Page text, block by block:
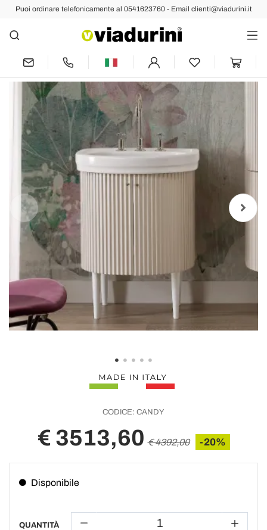
Puoi ordinare telefonicamente al 0541623760 - Email clienti@viadurini.it
Indietro Prec Succ
Mobile con Due Ante e Un Ripiano con
Lavabo Made in Italy - Candy
CODICE: CANDY
€ 3513,60 € 4392,00 -20%
Disponibile
QUANTITÀ